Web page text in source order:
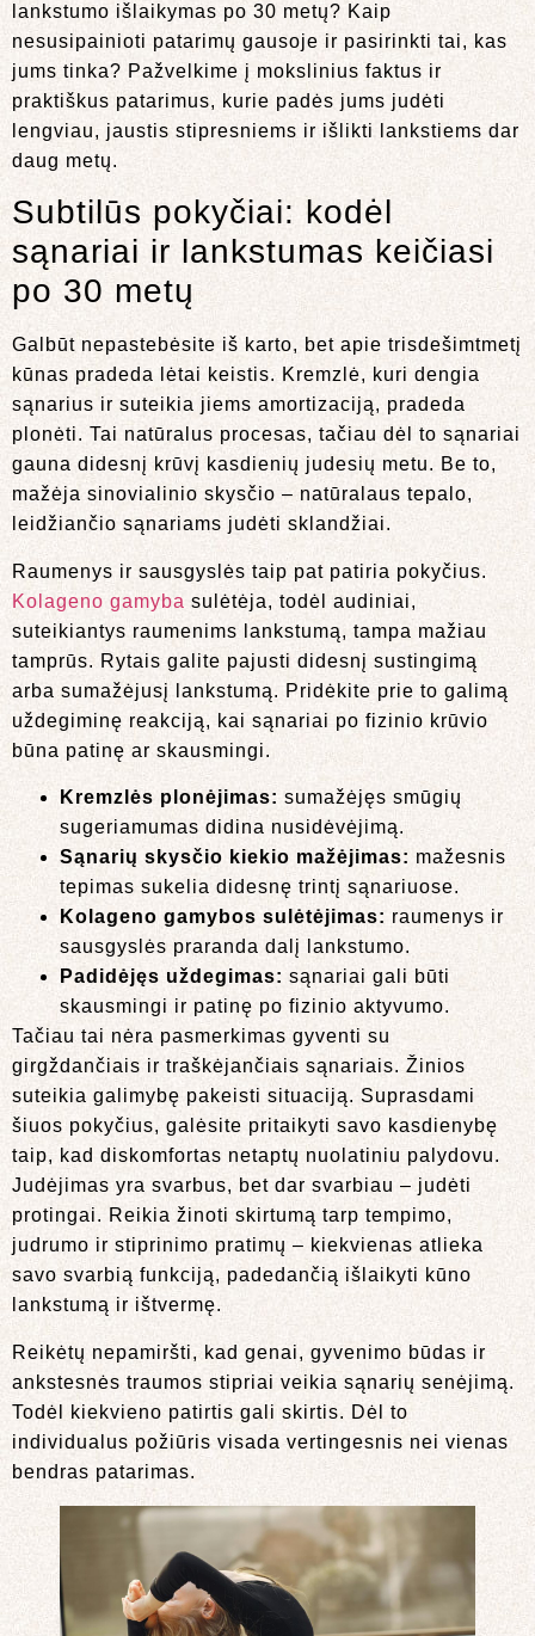
lankstumo išlaikymas po 30 metų? Kaip
nesusipainioti patarimų gausoje ir pasirinkti tai, kas
jums tinka? Pažvelkime į mokslinius faktus ir
praktiškus patarimus, kurie padės jums judėti
lengviau, jaustis stipresniems ir išlikti lankstiems dar
daug metų.
Subtilūs pokyčiai: kodėl
sąnariai ir lankstumas keičiasi
po 30 metų
Galbūt nepastebėsite iš karto, bet apie trisdešimtmetį
kūnas pradeda lėtai keistis. Kremzlė, kuri dengia
sąnarius ir suteikia jiems amortizaciją, pradeda
plonėti. Tai natūralus procesas, tačiau dėl to sąnariai
gauna didesnį krūvį kasdienių judesių metu. Be to,
mažėja sinovialinio skysčio – natūralaus tepalo,
leidžiančio sąnariams judėti sklandžiai.
Raumenys ir sausgyslės taip pat patiria pokyčius.
Kolageno gamyba sulėtėja, todėl audiniai,
suteikiantys raumenims lankstumą, tampa mažiau
tamprūs. Rytais galite pajusti didesnį sustingimą
arba sumažėjusį lankstumą. Pridėkite prie to galimą
uždegiminę reakciją, kai sąnariai po fizinio krūvio
būna patinę ar skausmingi.
Kremzlės plonėjimas: sumažėjęs smūgių
sugeriamumas didina nusidėvėjimą.
Sąnarių skysčio kiekio mažėjimas: mažesnis
tepimas sukelia didesnę trintį sąnariuose.
Kolageno gamybos sulėtėjimas: raumenys ir
sausgyslės praranda dalį lankstumo.
Padidėjęs uždegimas: sąnariai gali būti
skausmingi ir patinę po fizinio aktyvumo.
Tačiau tai nėra pasmerkimas gyventi su
girgždančiais ir traškėjančiais sąnariais. Žinios
suteikia galimybę pakeisti situaciją. Suprasdami
šiuos pokyčius, galėsite pritaikyti savo kasdienybę
taip, kad diskomfortas netaptų nuolatiniu palydovu.
Judėjimas yra svarbus, bet dar svarbiau – judėti
protingai. Reikia žinoti skirtumą tarp tempimo,
judrumo ir stiprinimo pratimų – kiekvienas atlieka
savo svarbią funkciją, padedančią išlaikyti kūno
lankstumą ir ištvermę.
Reikėtų nepamiršti, kad genai, gyvenimo būdas ir
ankstesnės traumos stipriai veikia sąnarių senėjimą.
Todėl kiekvieno patirtis gali skirtis. Dėl to
individualus požiūris visada vertingesnis nei vienas
bendras patarimas.